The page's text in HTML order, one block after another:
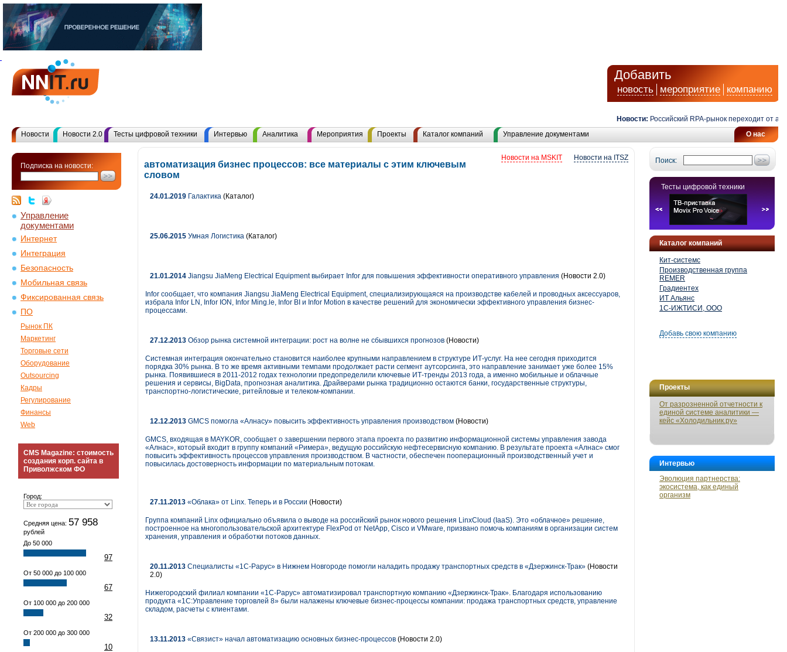
Добавить
новость мероприятие компанию
Новости: Российский RPA-рынок переходит от
О нас
Новости Новости 2.0 Тесты цифровой техники Интервью Аналитика Мероприятия Проекты Каталог компаний Управление документами
Подписка на новости:
Управление
документами
Интернет
Интеграция
Безопасность
Мобильная связь
Фиксированная связь
ПО
Рынок ПК
Маркетинг
Торговые сети
Оборудование
Outsourcing
Кадры
Регулирование
Финансы
Web
CMS Magazine: стоимость
создания корп. сайта в
Приволжском ФО
Город:
Средняя цена: 57 958
рублей
До 50 000
97
От 50 000 до 100 000
67
От 100 000 до 200 000
32
От 200 000 до 300 000
10
Поиск:
Тесты цифровой техники
Каталог компаний
Кит-системс
Производственная группа
REMER
Градиентех
ИТ Альянс
1С-ИЖТИСИ, ООО
Добавь свою компанию
Проекты
От разрозненной отчетности к
единой системе аналитики —
кейс «Холодильник.ру»
Интервью
Эволюция партнерства:
экосистема, как единый
организм
Новости на ITSZ
Новости на MSKIT
автоматизация бизнес процессов: все материалы с этим ключевым
словом
24.01.2019 Галактика (Каталог)
25.06.2015 Умная Логистика (Каталог)
21.01.2014 Jiangsu JiaMeng Electrical Equipment выбирает Infor для повышения эффективности оперативного управления (Новости 2.0)
Infor сообщает, что компания Jiangsu JiaMeng Electrical Equipment, специализирующаяся на производстве кабелей и проводных аксессуаров,
избрала Infor LN, Infor ION, Infor Ming.le, Infor BI и Infor Motion в качестве решений для экономически эффективного управления бизнес-
процессами.
27.12.2013 Обзор рынка системной интеграции: рост на волне не сбывшихся прогнозов (Новости)
Системная интеграция окончательно становится наиболее крупными направлением в структуре ИТ-услуг. На нее сегодня приходится
порядка 30% рынка. В то же время активными темпами продолжает расти сегмент аутсорсинга, это направление занимает уже более 15%
рынка. Появившиеся в 2011-2012 годах технологии предопределили ключевые ИТ-тренды 2013 года, а именно мобильные и облачные
решения и сервисы, BigData, прогнозная аналитика. Драйверами рынка традиционно остаются банки, государственные структуры,
транспортно-логистические, ритейловые и телеком-компании.
12.12.2013 GMCS помогла «Алнасу» повысить эффективность управления производством (Новости)
GMCS, входящая в MAYKOR, сообщает о завершении первого этапа проекта по развитию информационной системы управления завода
«Алнас», который входит в группу компаний «Римера», ведущую российскую нефтесервисную компанию. В результате проекта «Алнас» смог
повысить эффективность процессов управления производством. В частности, обеспечен пооперационный производственный учет и
повысилась достоверность информации по материальным потокам.
27.11.2013 «Облака» от Linx. Теперь и в России (Новости)
Группа компаний Linx официально объявила о выводе на российский рынок нового решения LinxCloud (IaaS). Это «облачное» решение,
построенное на многопользовательской архитектуре FlexPod от NetApp, Cisco и VMware, призвано помочь компаниям в организации систем
хранения, управления и обработки потоков данных.
20.11.2013 Специалисты «1С-Рарус» в Нижнем Новгороде помогли наладить продажу транспортных средств в «Дзержинск-Трак» (Новости
2.0)
Нижегородский филиал компании «1С-Рарус» автоматизировал транспортную компанию «Дзержинск-Трак». Благодаря использованию
продукта «1С:Управление торговлей 8» были налажены ключевые бизнес-процессы компании: продажа транспортных средств, управление
складом, расчеты с клиентами.
13.11.2013 «Связист» начал автоматизацию основных бизнес-процессов (Новости 2.0)